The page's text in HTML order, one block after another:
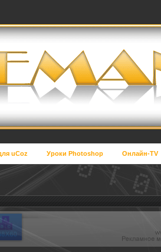
uCoz Уроки Photoshop Онлайн-TV